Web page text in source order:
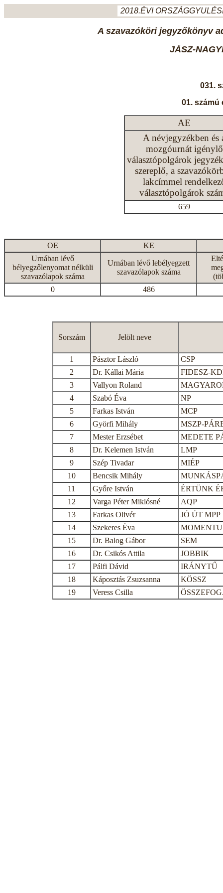
2018.ÉVI
A szavazóköri jegyzőkönyv
JÁSZ-
031.
01. számú
AE
A névjegyzékben és
mozgóurnát igénylő
választópolgárok
szereplő, a
lakcímmel
választópolgárok
659
OE
KE
Urnában lévő
bélyegzőlenyomat nélküli
szavazólapok száma
Urnában lévő lebélyegzett
szavazólapok száma
0
486
Sorszám Jelölt neve
1 Pásztor László
CSP
2
Dr. Kállai Mária
FIDESZ-
3
Vallyon Roland
4
Szabó Éva
NP
5
Farkas István
MCP
6
Györfi Mihály
MSZP-
7
Mester Erzsébet
MEDETE
8
Dr. Kelemen István
LMP
9
Szép Tivadar
MIÉP
10
Bencsik Mihály
11
Győre István
ÉRTÜNK
12
Varga Péter Miklósné
AQP
13
Farkas Olivér
JÓ ÚT MPP
14
Szekeres Éva
15
Dr. Balog Gábor
SEM
16
Dr. Csikós Attila
JOBBIK
17
Pálfi Dávid
IRÁNYTŰ
18
Káposztás Zsuzsanna
KÖSSZ
19
Veress Csilla